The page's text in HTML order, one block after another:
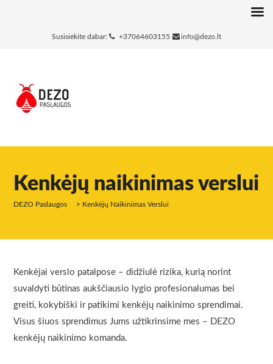
Susisiekite dabar: +37064603155 info@dezo.lt
Kenkėjų naikinimas verslui
DEZO Paslaugos > Kenkėjų Naikinimas Verslui
Kenkėjai verslo patalpose – didžiulė rizika, kurią norint
suvaldyti būtinas aukščiausio lygio profesionalumas bei
greiti, kokybiški ir patikimi kenkėjų naikinimo sprendimai.
Visus šiuos sprendimus Jums užtikrinsime mes – DEZO
kenkėjų naikinimo komanda.